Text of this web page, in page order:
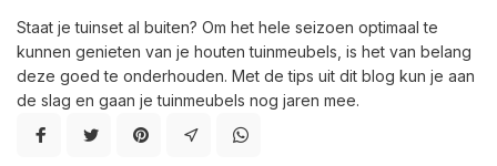
Staat je tuinset al buiten? Om het hele seizoen optimaal te
kunnen genieten van je houten tuinmeubels, is het van belang
deze goed te onderhouden. Met de tips uit dit blog kun je aan
de slag en gaan je tuinmeubels nog jaren mee.